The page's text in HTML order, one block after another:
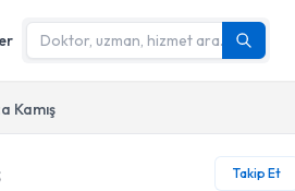
Kamış
Takip Et